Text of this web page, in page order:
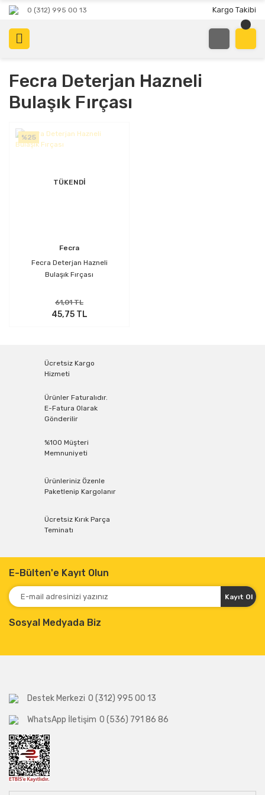
0 (312) 995 00 13 Kargo Takibi
Fecra Deterjan Hazneli
Bulaşık Fırçası
%25
TÜKENDİ
Fecra
Fecra Deterjan Hazneli
Bulaşık Fırçası
61,01 TL
45,75 TL
Ücretsiz Kargo
Hizmeti
Ürünler Faturalıdır.
E-Fatura Olarak
Gönderilir
%100 Müşteri
Memnuniyeti
Ürünleriniz Özenle
Paketlenip Kargolanır
Ücretsiz Kırık Parça
Teminatı
E-Bülten'e Kayıt Olun
Kayıt Ol
Sosyal Medyada Biz
Destek Merkezi 0 (312) 995 00 13
WhatsApp İletişim 0 (536) 791 86 86